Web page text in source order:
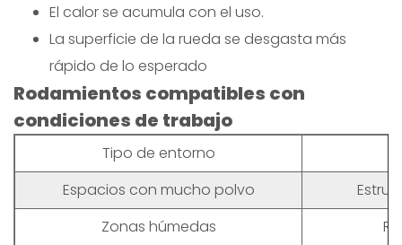
El calor se acumula con el uso.
La superficie de la rueda se desgasta más
rápido de lo esperado
Rodamientos compatibles con
condiciones de trabajo
Tipo de entorno
Espacios con mucho polvo
Zonas húmedas